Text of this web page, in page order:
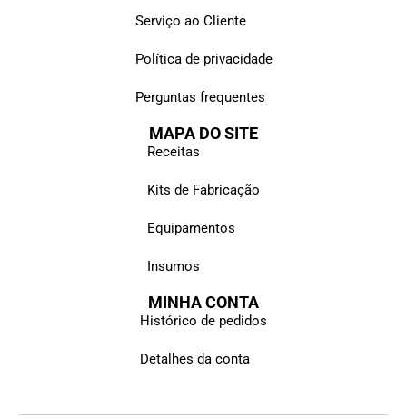
Serviço ao Cliente
Política de privacidade
Perguntas frequentes
MAPA DO SITE
Receitas
Kits de Fabricação
Equipamentos
Insumos
MINHA CONTA
Histórico de pedidos
Detalhes da conta